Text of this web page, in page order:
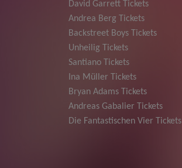
David Garrett Tickets
Andrea Berg Tickets
Backstreet Boys Tickets
Unheilig Tickets
Santiano Tickets
Ina Müller Tickets
Bryan Adams Tickets
Andreas Gabalier Tickets
Die Fantastischen Vier Tickets